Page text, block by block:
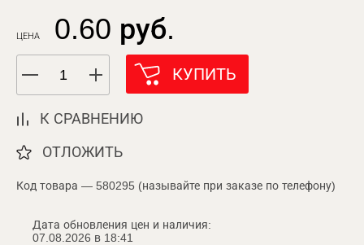
ЦЕНА 0.60 руб.
КУПИТЬ
К СРАВНЕНИЮ
ОТЛОЖИТЬ
Код товара — 580295 (называйте при заказе по телефону)
Дата обновления цен и наличия:
07.08.2026 в 18:41